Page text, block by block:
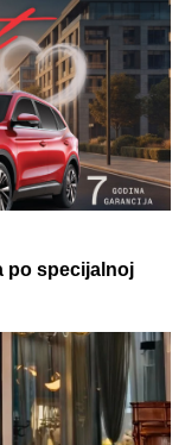
po specijalnoj